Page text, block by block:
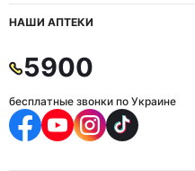
НАШИ АПТЕКИ
5900
бесплатные звонки по Украине